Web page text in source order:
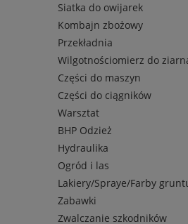
Siatka do owijarek
Kombajn zbożowy
Przekładnia
Wilgotnościomierz do
Części do maszyn
Części do ciągników
Warsztat
BHP Odzież
Hydraulika
Ogród i las
Lakiery/Spraye/Farby
Zabawki
Zwalczanie szkodników